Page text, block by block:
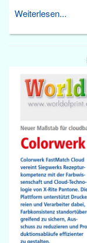
Weiterlesen...